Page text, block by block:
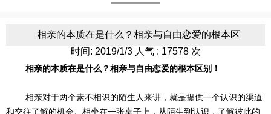
相亲的本质在是什么？相亲与自由恋爱的根本区
时间: 2019/1/3 人气 : 17578 次
相亲的本质在是什么？相亲与自由恋爱的根本区别！
相亲对于两个素不相识的陌生人来讲，就是提供一个认识的渠道
和交往了解的机会。相坐在一张桌子上，从陌生到认识，了解彼此的